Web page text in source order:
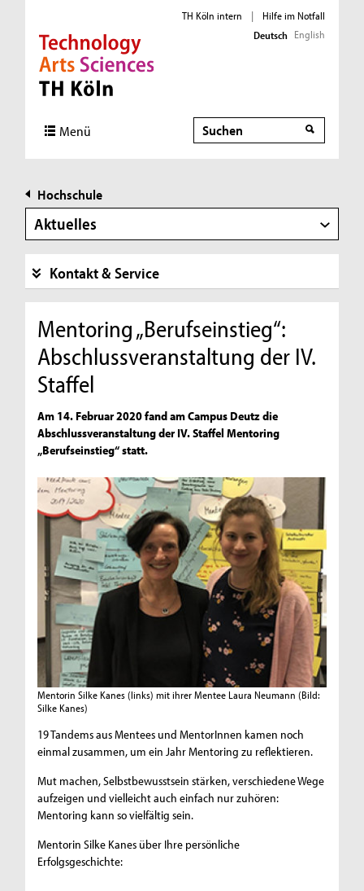
Direkt zur Hauptnavigation
Direkt zur Subnavigation
Direkt zum Inhalt
Direkt zum Fußbereich
TH Köln intern |
Hilfe im Notfall
Deutsch English
Menü Suche
Hochschule
Aktuelles
Kontakt & Service
Mentoring „Berufseinstieg“:
Abschlussveranstaltung der IV.
Staffel
Am 14. Februar 2020 fand am Campus Deutz die
Abschlussveranstaltung der IV. Staffel Mentoring
„Berufseinstieg“ statt.
Mentorin Silke Kanes (links) mit ihrer Mentee Laura Neumann (Bild:
Silke Kanes)
19 Tandems aus Mentees und MentorInnen kamen noch
einmal zusammen, um ein Jahr Mentoring zu reflektieren.
Mut machen, Selbstbewusstsein stärken, verschiedene Wege
aufzeigen und vielleicht auch einfach nur zuhören:
Mentoring kann so vielfältig sein.
Mentorin Silke Kanes über Ihre persönliche
Erfolgsgeschichte: